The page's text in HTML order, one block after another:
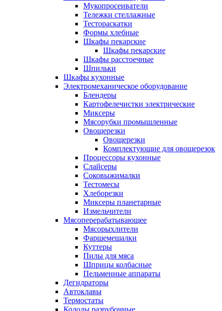
Мукопросеиватели
Тележки стеллажные
Тестораскатки
Формы хлебные
Шкафы пекарские
Шкафы пекарские
Шкафы расстоечные
Шпильки
Шкафы кухонные
Электромеханическое оборудование
Блендеры
Картофелечистки электрические
Миксеры
Мясорубки промышленные
Овощерезки
Овощерезки
Комплектующие для овощерезок
Процессоры кухонные
Слайсеры
Соковыжималки
Тестомесы
Хлеборезки
Миксеры планетарные
Измельчители
Мясоперерабатывающее
Мясорыхлители
Фаршемешалки
Куттеры
Пилы для мяса
Шприцы колбасные
Пельменные аппараты
Дегидраторы
Автоклавы
Термостаты
Колоды разрубочные